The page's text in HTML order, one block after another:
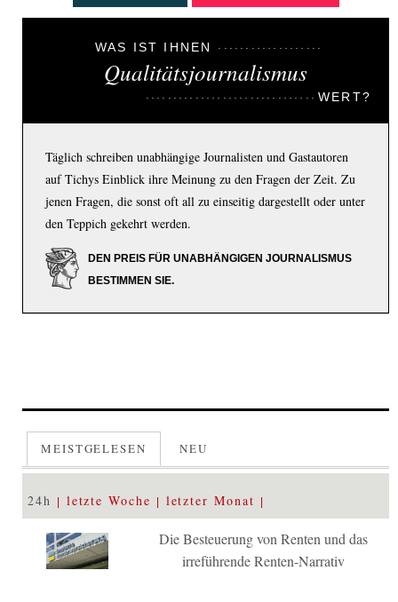
WAS IST IHNEN
Qualitätsjournalismus
WERT?
Täglich schreiben unabhängige Journalisten und Gastautoren
auf Tichys Einblick ihre Meinung zu den Fragen der Zeit. Zu
jenen Fragen, die sonst oft all zu einseitig dargestellt oder unter
den Teppich gekehrt werden.
DEN PREIS FÜR UNABHÄNGIGEN JOURNALISMUS
BESTIMMEN SIE.
MEISTGELESEN NEU
24h letzte Woche letzter Monat
Die Besteuerung von Renten und das
irreführende Renten-Narrativ